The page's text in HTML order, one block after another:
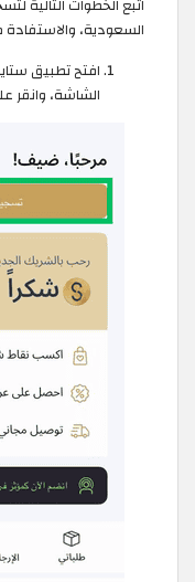
السعودية،
افتح تطبيق
الشاشة، وانقر